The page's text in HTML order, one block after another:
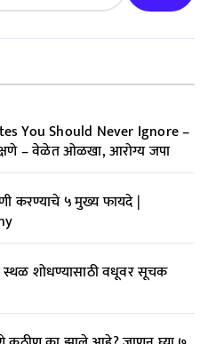
You Should Never Ignore –
– वेळेत ओळखा, आरोग्य जपा
करण्याचे ५ मुख्य फायदे |
स्थळ शोधण्यासाठी वधूवर सूचक